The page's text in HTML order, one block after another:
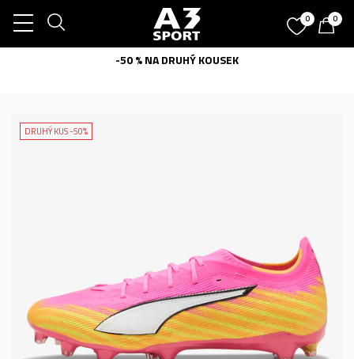
0 0
-50 % NA DRUHÝ KOUSEK
DRUHÝ KUS -50%